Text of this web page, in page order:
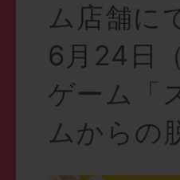
ム店舗に
6月24日
ゲーム「
ムからの